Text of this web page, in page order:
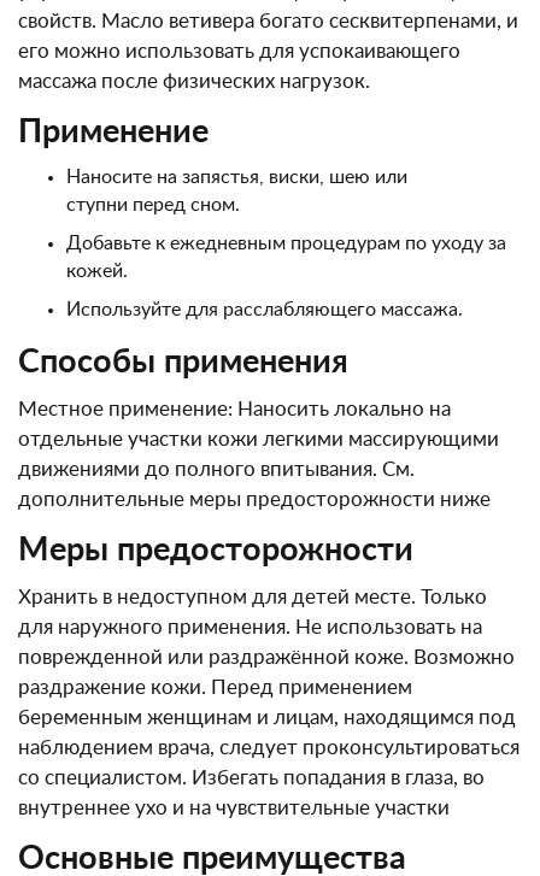
свойств. Масло ветивера богато сесквитерпенами, и
его можно использовать для успокаивающего
массажа после физических нагрузок.
Применение
Наносите на запястья, виски, шею или
ступни перед сном.
Добавьте к ежедневным процедурам по уходу за
кожей.
Используйте для расслабляющего массажа.
Способы применения
Местное применение: Наносить локально на
отдельные участки кожи легкими массирующими
движениями до полного впитывания. См.
дополнительные меры предосторожности ниже
Меры предосторожности
Хранить в недоступном для детей месте. Только
для наружного применения. Не использовать на
поврежденной или раздражённой коже. Возможно
раздражение кожи. Перед применением
беременным женщинам и лицам, находящимся под
наблюдением врача, следует проконсультироваться
со специалистом. Избегать попадания в глаза, во
внутреннее ухо и на чувствительные участки
Основные преимущества